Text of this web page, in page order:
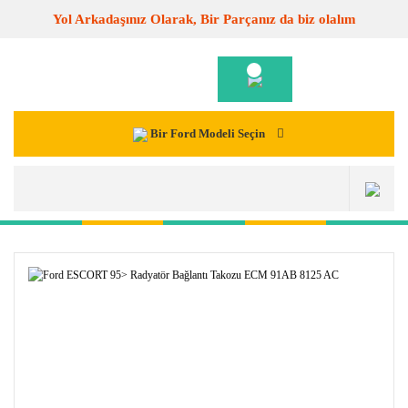
Yol Arkadaşınız Olarak, Bir Parçanız da biz olalım
Bir Ford Modeli Seçin